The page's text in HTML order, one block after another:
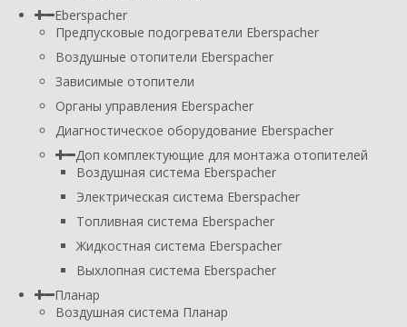
Eberspacher
Предпусковые подогреватели Eberspacher
Воздушные отопители Eberspacher
Зависимые отопители
Органы управления Eberspacher
Диагностическое оборудование Eberspacher
Доп комплектующие для монтажа отопителей
Воздушная система Eberspacher
Электрическая система Eberspacher
Топливная система Eberspacher
Жидкостная система Eberspacher
Выхлопная система Eberspacher
Планар
Воздушная система Планар